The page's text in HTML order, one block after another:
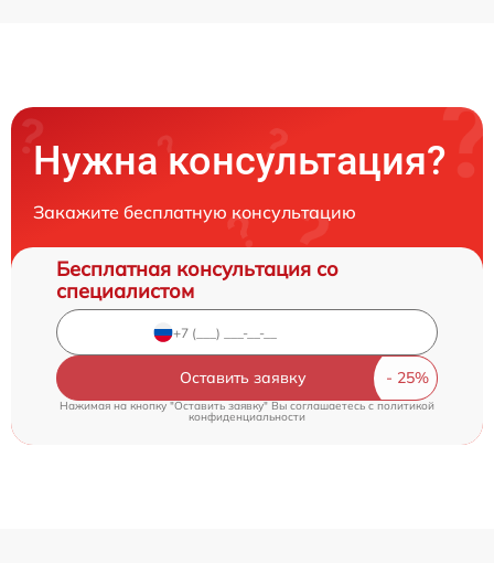
Нужна консультация?
Закажите бесплатную консультацию
Бесплатная консультация со
специалистом
Оставить заявку
Нажимая на кнопку "Оставить заявку" Вы соглашаетесь c политикой
конфиденциальности